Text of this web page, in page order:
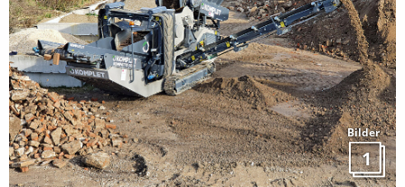
Bilder
1